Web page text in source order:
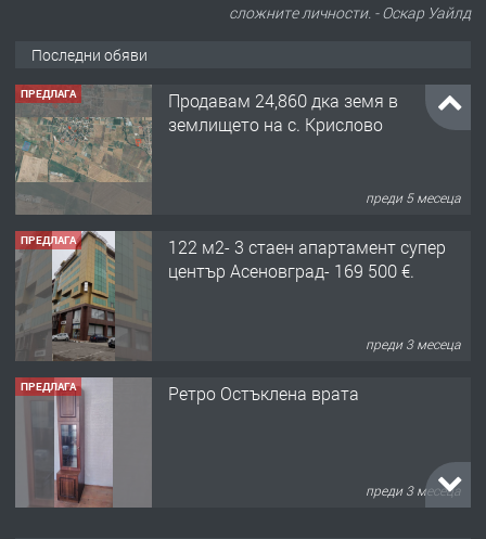
сложните личности. - Оскар Уайлд
Последни обяви
ПРЕДЛАГА
Продавам 24,860 дка земя в
землището на с. Крислово
преди 5 месеца
ПРЕДЛАГА
122 м2- 3 стаен апартамент супер
център Асеновград- 169 500 €.
преди 3 месеца
ПРЕДЛАГА Ретро Остъклена врата
преди 3 месеца